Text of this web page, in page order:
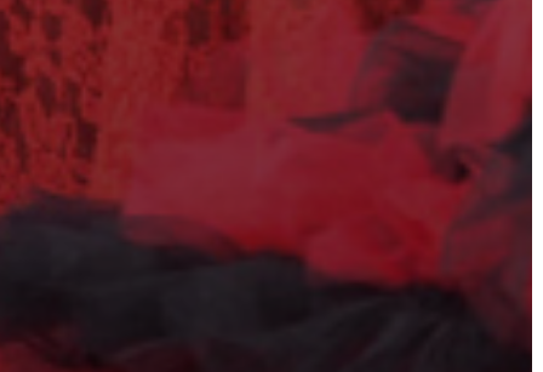
CÉGEK
ÉS
INTÉZMÉNYEK
NYOMTATVÁNYOK
E-